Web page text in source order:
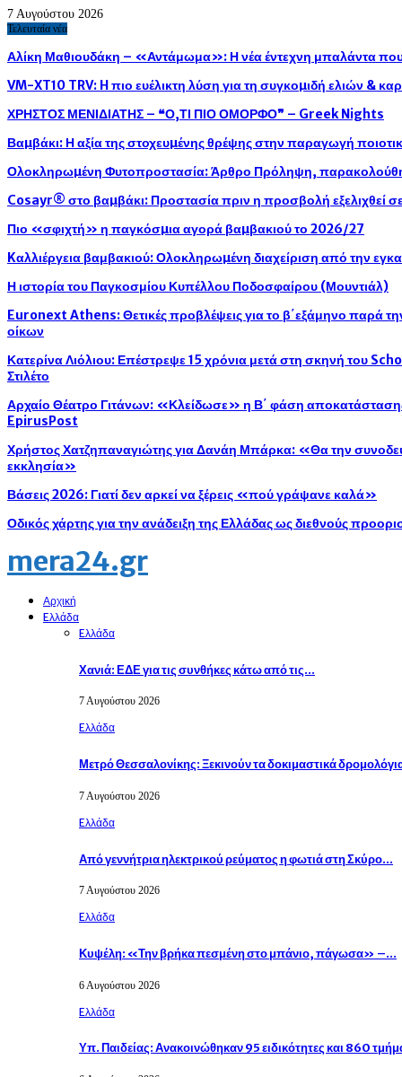
7 Αυγούστου 2026
Τελευταία νέα
Αλίκη Μαθιουδάκη – «Αντάμωμα»: Η νέα έντεχνη μπαλάντα
VM-XT10 TRV: H πιο ευέλικτη λύση για τη συγκοµιδή ελιών &
ΧΡΗΣΤΟΣ ΜΕΝΙΔΙΑΤΗΣ – ❝Ο,ΤΙ ΠΙΟ ΟΜΟΡΦΟ❞ – Greek Nights
Βαµβάκι: Η αξία της στοχευµένης θρέψης στην παραγωγή
Ολοκληρωµένη Φυτοπροστασία: Άρθρο Πρόληψη,
Cosayr® στο βαµβάκι: Προστασία πριν η προσβολή εξελιχθεί
Πιο «σφιχτή» η παγκόσµια αγορά βαµβακιού το 2026/27
Kαλλιέργεια βαμβακιού: Ολοκληρωµένη διαχείριση από την
Η ιστορία του Παγκοσμίου Κυπέλλου Ποδοσφαίρου (Μουντιάλ)
Euronext Athens: Θετικές προβλέψεις για το β΄εξάμηνο παρά
οίκων
Κατερίνα Λιόλιου: Επέστρεψε 15 χρόνια μετά στη σκηνή του
Στιλέτο
Αρχαίο Θέατρο Γιτάνων: «Κλείδωσε» η Β΄ φάση
EpirusPost
Χρήστος Χατζηπαναγιώτης για Δανάη Μπάρκα: «Θα την
εκκλησία»
Βάσεις 2026: Γιατί δεν αρκεί να ξέρεις «πού γράψανε καλά»
Οδικός χάρτης για την ανάδειξη της Ελλάδας ως διεθνούς
mera24.gr
Αρχική
Eλλάδα
Eλλάδα
Χανιά: ΕΔΕ για τις συνθήκες κάτω από τις…
7 Αυγούστου 2026
Eλλάδα
Μετρό Θεσσαλονίκης: Ξεκινούν τα δοκιμαστικά
7 Αυγούστου 2026
Eλλάδα
Από γεννήτρια ηλεκτρικού ρεύματος η φωτιά στη Σκύρο…
7 Αυγούστου 2026
Eλλάδα
Κυψέλη: «Την βρήκα πεσμένη στο μπάνιο, πάγωσα» –…
6 Αυγούστου 2026
Eλλάδα
Υπ. Παιδείας: Ανακοινώθηκαν 95 ειδικότητες και 860